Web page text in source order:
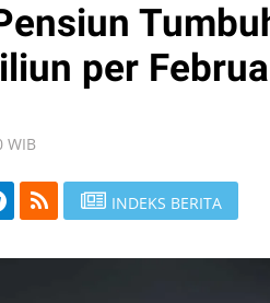
per
WIB
INDEKS BERITA